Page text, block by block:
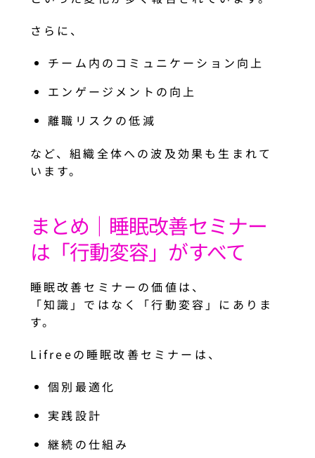
さらに、
チーム内のコミュニケーション向上
エンゲージメントの向上
離職リスクの低減
など、組織全体への波及効果も生まれて
います。
まとめ｜睡眠改善セミナー
は「行動変容」がすべて
睡眠改善セミナーの価値は、
「知識」ではなく「行動変容」にありま
す。
Lifreeの睡眠改善セミナーは、
個別最適化
実践設計
継続の仕組み